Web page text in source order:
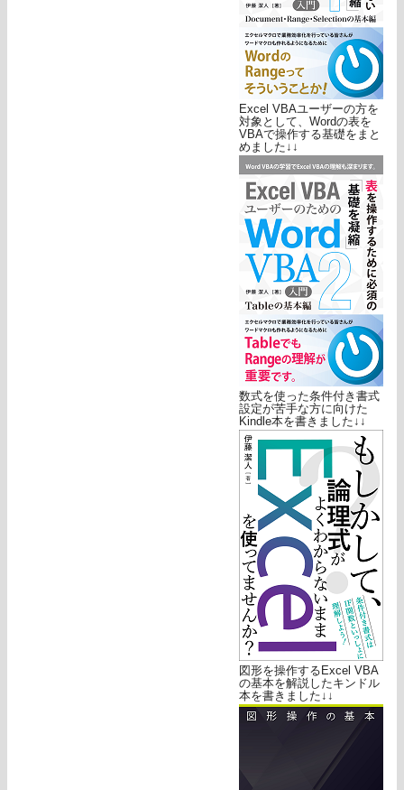
Excel VBAユーザーの方を
対象として、Wordの表を
VBAで操作する基礎をまと
めました↓↓
数式を使った条件付き書式
設定が苦手な方に向けた
Kindle本を書きました↓↓
図形を操作するExcel VBA
の基本を解説したキンドル
本を書きました↓↓